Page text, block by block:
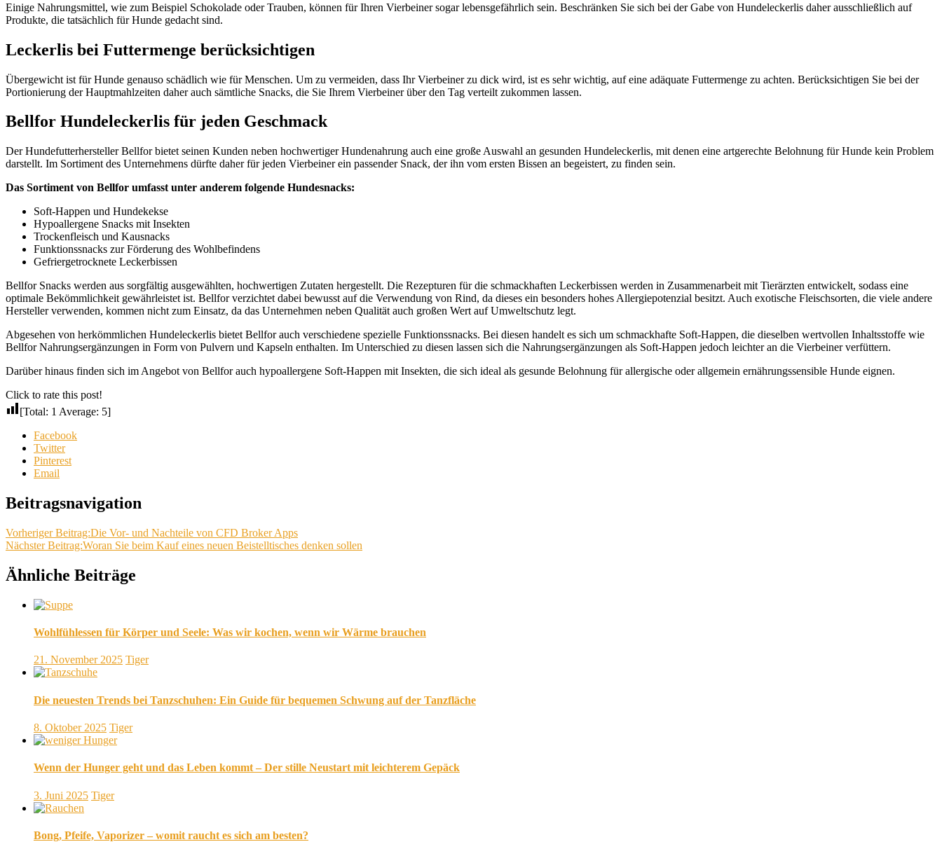
Einige Nahrungsmittel, wie zum Beispiel Schokolade oder Trauben, können für Ihren Vierbeiner sogar lebensgefährlich sein. Beschränken Sie sich bei der Gabe von Hundeleckerlis daher ausschließlich auf
Produkte, die tatsächlich für Hunde gedacht sind.
Leckerlis bei Futtermenge berücksichtigen
Übergewicht ist für Hunde genauso schädlich wie für Menschen. Um zu vermeiden, dass Ihr Vierbeiner zu dick wird, ist es sehr wichtig, auf eine adäquate Futtermenge zu achten. Berücksichtigen Sie bei der
Portionierung der Hauptmahlzeiten daher auch sämtliche Snacks, die Sie Ihrem Vierbeiner über den Tag verteilt zukommen lassen.
Bellfor Hundeleckerlis für jeden Geschmack
Der Hundefutterhersteller Bellfor bietet seinen Kunden neben hochwertiger Hundenahrung auch eine große Auswahl an gesunden Hundeleckerlis, mit denen eine artgerechte Belohnung für Hunde kein Problem
darstellt. Im Sortiment des Unternehmens dürfte daher für jeden Vierbeiner ein passender Snack, der ihn vom ersten Bissen an begeistert, zu finden sein.
Das Sortiment von Bellfor umfasst unter anderem folgende Hundesnacks:
Soft-Happen und Hundekekse
Hypoallergene Snacks mit Insekten
Trockenfleisch und Kausnacks
Funktionssnacks zur Förderung des Wohlbefindens
Gefriergetrocknete Leckerbissen
Bellfor Snacks werden aus sorgfältig ausgewählten, hochwertigen Zutaten hergestellt. Die Rezepturen für die schmackhaften Leckerbissen werden in Zusammenarbeit mit Tierärzten entwickelt, sodass eine
optimale Bekömmlichkeit gewährleistet ist. Bellfor verzichtet dabei bewusst auf die Verwendung von Rind, da dieses ein besonders hohes Allergiepotenzial besitzt. Auch exotische Fleischsorten, die viele andere
Hersteller verwenden, kommen nicht zum Einsatz, da das Unternehmen neben Qualität auch großen Wert auf Umweltschutz legt.
Abgesehen von herkömmlichen Hundeleckerlis bietet Bellfor auch verschiedene spezielle Funktionssnacks. Bei diesen handelt es sich um schmackhafte Soft-Happen, die dieselben wertvollen Inhaltsstoffe wie
Bellfor Nahrungsergänzungen in Form von Pulvern und Kapseln enthalten. Im Unterschied zu diesen lassen sich die Nahrungsergänzungen als Soft-Happen jedoch leichter an die Vierbeiner verfüttern.
Darüber hinaus finden sich im Angebot von Bellfor auch hypoallergene Soft-Happen mit Insekten, die sich ideal als gesunde Belohnung für allergische oder allgemein ernährungssensible Hunde eignen.
Click to rate this post!
[Total: 1 Average: 5]
Facebook
Twitter
Pinterest
Email
Beitragsnavigation
Vorheriger Beitrag:Die Vor- und Nachteile von CFD Broker Apps
Nächster Beitrag:Woran Sie beim Kauf eines neuen Beistelltisches denken sollen
Ähnliche Beiträge
Wohlfühlessen für Körper und Seele: Was wir kochen, wenn wir Wärme brauchen
21. November 2025 Tiger
Die neuesten Trends bei Tanzschuhen: Ein Guide für bequemen Schwung auf der Tanzfläche
8. Oktober 2025 Tiger
Wenn der Hunger geht und das Leben kommt – Der stille Neustart mit leichterem Gepäck
3. Juni 2025 Tiger
Bong, Pfeife, Vaporizer – womit raucht es sich am besten?